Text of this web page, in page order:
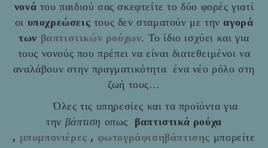
νονά του παιδιού σας σκεφτείτε το δύο φορές γιατί
οι υποχρεώσεις τους δεν σταματούν με τηναγορά
των βαπτιστικών ρούχων. Το ίδιο ισχύει και για
τους νονούς που πρέπει να είναι διατεθειμένοι να
αναλάβουν στην πραγματικότητα ένα νέο ρόλο στη
ζωή τους…
Όλες τις υπηρεσίες και τα προϊόντα για
την βάπτιση οπως
βαπτιστικά ρούχα
, μπομπονιέρες , φωτογράφισηβάπτισης μπορείτε